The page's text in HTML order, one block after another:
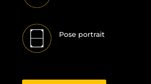
Pose portrait